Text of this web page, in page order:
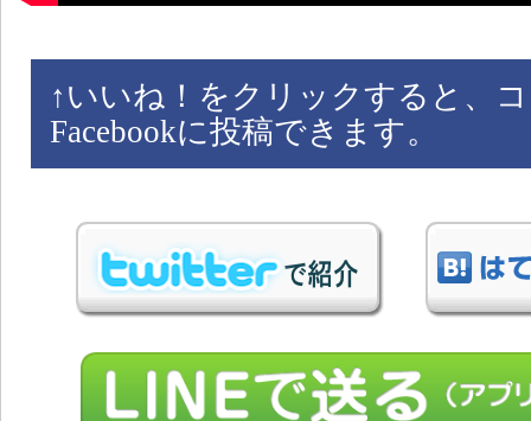
↑ いいね！をクリックすると、
Facebookに投稿できます。